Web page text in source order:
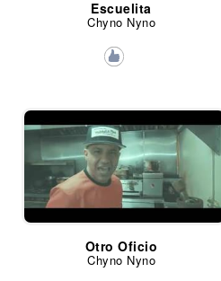
Escuelita
Chyno Nyno
Otro Oficio
Chyno Nyno